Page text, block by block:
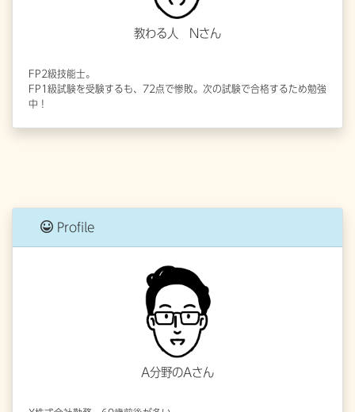
教わる人 Nさん
FP2級技能士。
FP1級試験を受験するも、72点で惨敗。次の試験で合格するため勉強
中！
Profile
A分野のAさん